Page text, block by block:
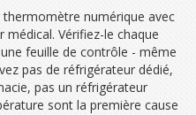
numérique avec
Vérifiez-le chaque
feuille de contrôle - même
pas de réfrigérateur dédié,
pas un réfrigérateur
sont la première cause